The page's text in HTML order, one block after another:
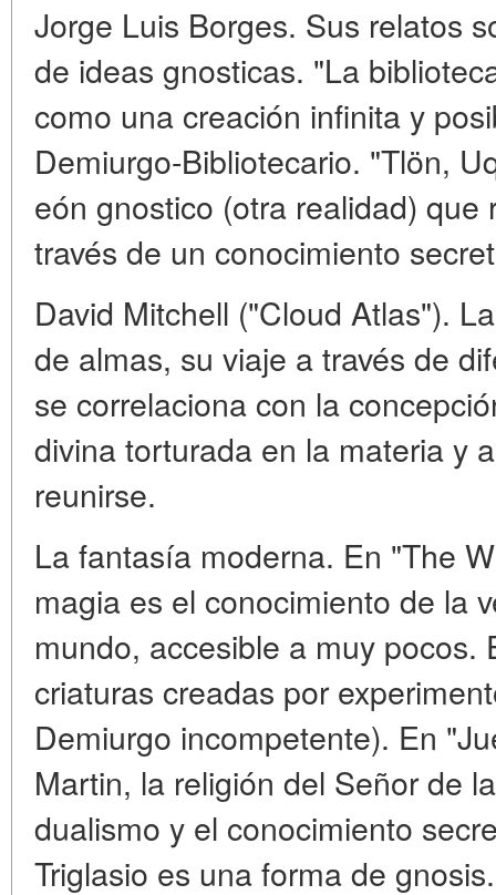
Jorge Luis Borges. Sus relatos
de ideas gnosticas. "La
como una creación infinita y
Demiurgo-Bibliotecario. "Tlön,
eón gnostico (otra realidad)
través de un conocimiento
David Mitchell ("Cloud Atlas").
de almas, su viaje a través de
se correlaciona con la
divina torturada en la materia y
reunirse.
La fantasía moderna. En "The
magia es el conocimiento de la
mundo, accesible a muy pocos.
criaturas creadas por
Demiurgo incompetente). En
Martin, la religión del Señor de
dualismo y el conocimiento
Triglasio es una forma de gnosis.